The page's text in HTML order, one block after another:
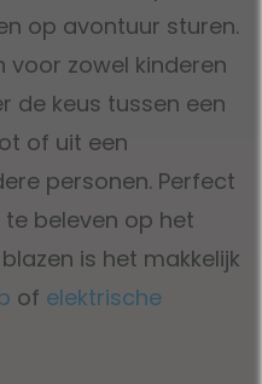
op avontuur sturen.
voor zowel kinderen
de keus tussen een
of uit een
personen. Perfect
beleven op het
is het makkelijk
of elektrische